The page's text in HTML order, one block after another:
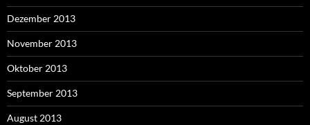
Dezember 2013
November 2013
Oktober 2013
September 2013
August 2013